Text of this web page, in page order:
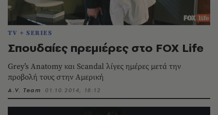
TV + SERIES
Σπουδαίες πρεμιέρες στο FOX Life
Grey’s Anatomy και Scandal λίγες ημέρες μετά την
προβολή τους στην Αμερική
A.V. Team 01.10.2014, 18:12